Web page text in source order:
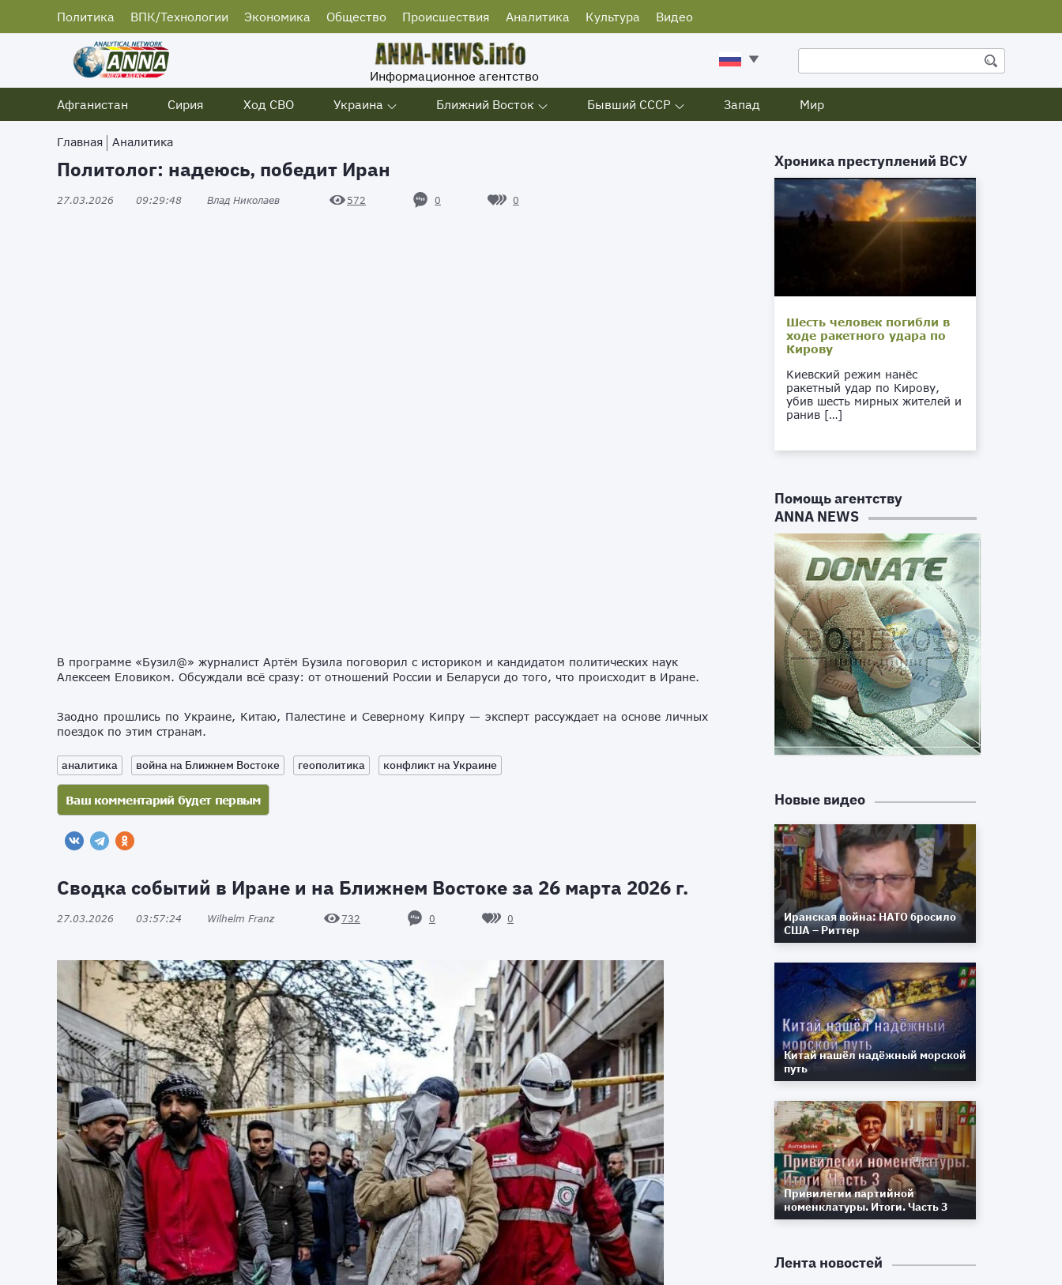
Политика ВПК/Технологии Экономика Общество Происшествия Аналитика Культура Видео
Информационное агентство
Афганистан
Сирия Ход СВО Украина Ближний Восток Бывший СССР Запад Мир
Главная Аналитика
Политолог: надеюсь, победит Иран
27.03.2026 09:29:48 Влад Николаев 572 0 0
В программе «Бузил@» журналист Артём Бузила поговорил с историком и кандидатом политических наук
Алексеем Еловиком. Обсуждали всё сразу: от отношений России и Беларуси до того, что происходит в Иране.
Заодно прошлись по Украине, Китаю, Палестине и Северному Кипру — эксперт рассуждает на основе личных
поездок по этим странам.
аналитика война на Ближнем Востоке геополитика конфликт на Украине
Сводка событий в Иране и на Ближнем Востоке за 26 марта 2026 г.
27.03.2026 03:57:24 Wilhelm Franz 732 0 0
Хроника преступлений ВСУ
Шесть человек погибли в
ходе ракетного удара по
Кирову
Киевский режим нанёс
ракетный удар по Кирову,
убив шесть мирных жителей и
ранив […]
Помощь агентству
ANNA NEWS
Новые видео
Иранская война: НАТО бросило
США – Риттер
Китай нашёл надёжный морской
путь
Привилегии партийной
номенклатуры. Итоги. Часть 3
Лента новостей